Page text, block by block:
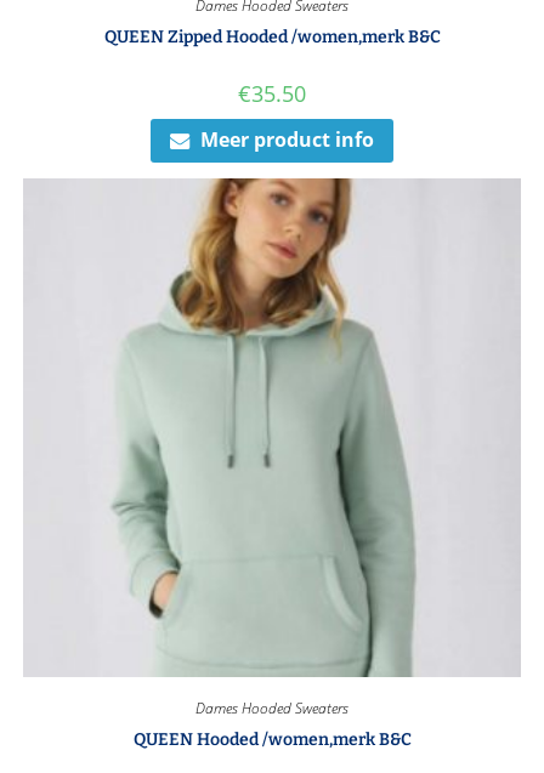
Dames Hooded Sweaters
QUEEN Zipped Hooded /women,merk B&C
€35.50
Meer product info
Dames Hooded Sweaters
QUEEN Hooded /women,merk B&C